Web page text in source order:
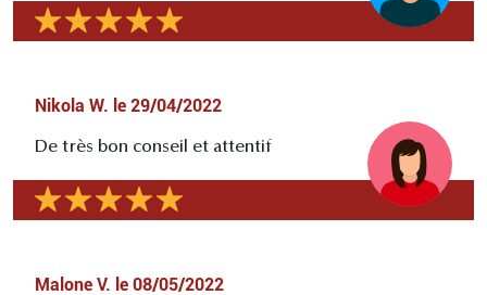
Nikola W. le 29/04/2022
De très bon conseil et attentif
Malone V. le 08/05/2022